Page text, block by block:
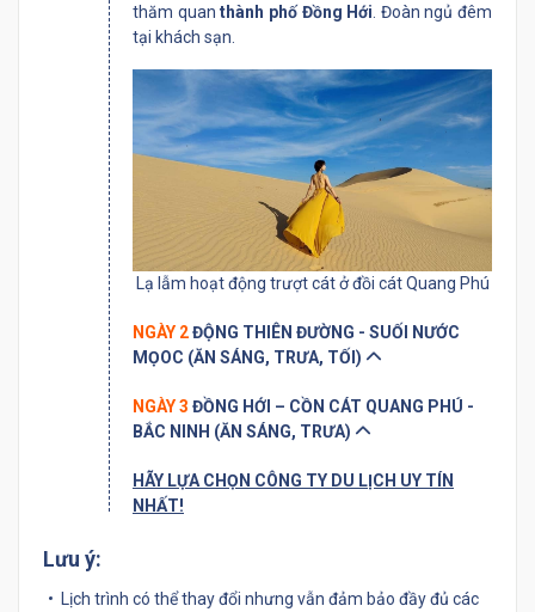
thăm quanthành phố Đồng Hới . Đoàn ngủ đêm
tại khách sạn.
Lạ lẫm hoạt động trượt cát ở đồi cát Quang Phú
NGÀY 2ĐỘNG THIÊN ĐƯỜNG - SUỐI NƯỚC
MỌOC (ĂN SÁNG, TRƯA, TỐI)
NGÀY 3 ĐỒNG HỚI – CỒN CÁT QUANG PHÚ -
BẮC NINH (ĂN SÁNG, TRƯA)
HÃY LỰA CHỌN CÔNG TY DU LỊCH UY TÍN
NHẤT!
Lưu ý:
Lịch trình có thể thay đổi nhưng vẫn đảm bảo đầy đủ các